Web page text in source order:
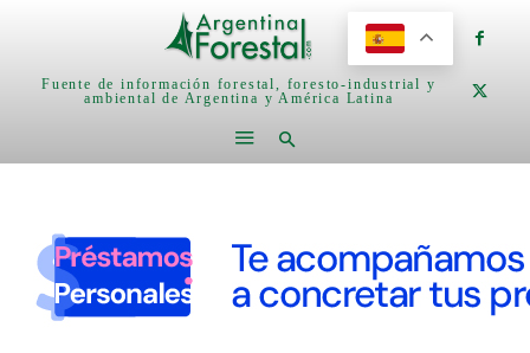
Fuente de información forestal, foresto-industrial y
ambiental de Argentina y América Latina